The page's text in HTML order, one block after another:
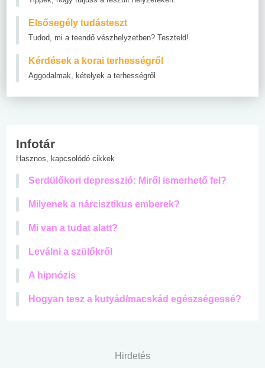
Elsősegély tudásteszt
Tudod, mi a teendő vészhelyzetben? Teszteld!
Kérdések a korai terhességről
Aggodalmak, kételyek a terhességről
Infotár
Hasznos, kapcsolódó cikkek
Serdülőkori depresszió: Miről ismerhető fel?
Milyenek a nárcisztikus emberek?
Mi van a tudat alatt?
Leválni a szülőkről
A hipnózis
Hogyan tesz a kutyád/macskád egészségessé?
Hirdetés